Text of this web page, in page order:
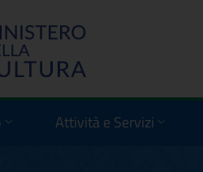
Attività e Servizi